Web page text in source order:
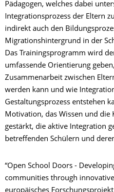
Pädagogen, welches dabei
Integrationsprozess der Eltern
indirekt auch den
Migrationshintergrund in der
Das Trainingsprogramm wird
umfassende Orientierung
Zusammenarbeit zwischen
werden kann und wie
Gestaltungsprozess entstehen
Motivation, das Wissen und die
gestärkt, die aktive Integration
betreffenden Schülern und
“Open School Doors -
communities through